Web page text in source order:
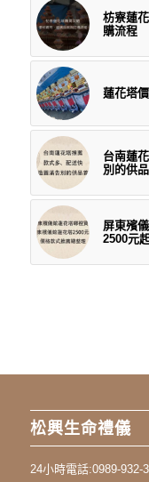
枋寮蓮
購流程
蓮花塔
台南蓮
別的供
屏東殯
2500元
松興生命禮儀
24小時電話:0989-932-